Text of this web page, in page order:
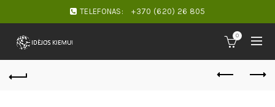
TELEFONAS: +370 (620) 26 805
0